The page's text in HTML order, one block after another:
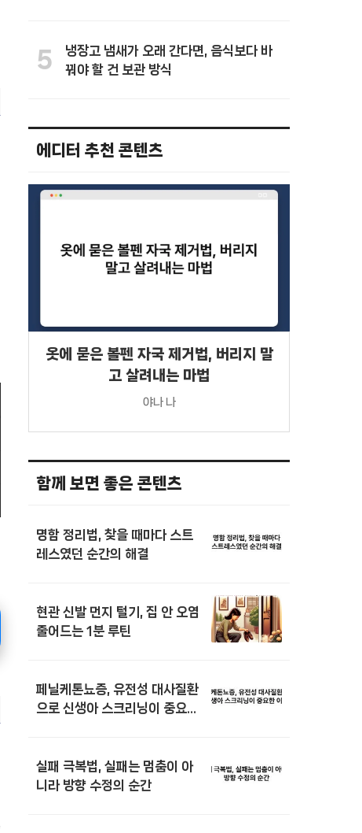
5
냉장고 냄새가 오래 간다면, 음식보다 바
꿔야 할 건 보관 방식
에디터 추천 콘텐츠
옷에 묻은 볼펜 자국 제거법, 버리지 말
고 살려내는 마법
야나 나
함께 보면 좋은 콘텐츠
명함 정리법, 찾을 때마다 스트
레스였던 순간의 해결
현관 신발 먼지 털기, 집 안 오염
줄어드는 1분 루틴
페닐케톤뇨증, 유전성 대사질환
으로 신생아 스크리닝이 중요한
실패 극복법, 실패는 멈춤이 아
니라 방향 수정의 순간